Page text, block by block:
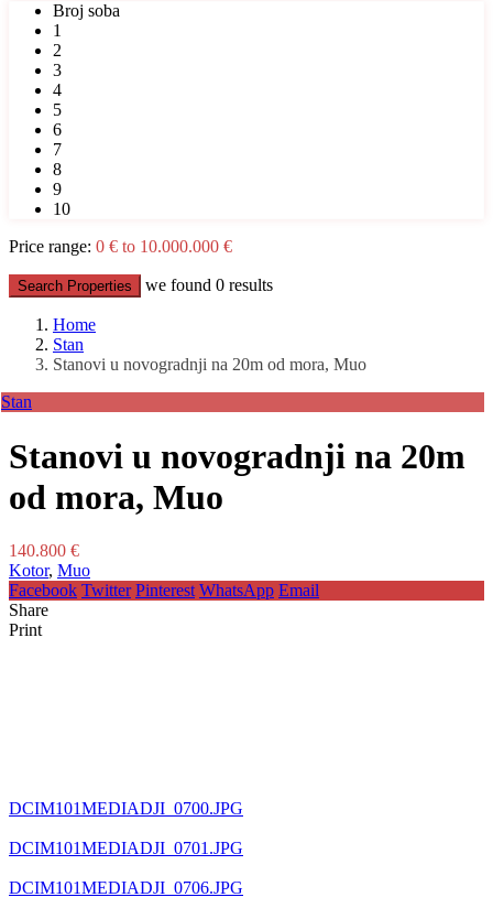
Broj soba
1
2
3
4
5
6
7
8
9
10
Price range: 0 € to 10.000.000 €
Search Properties we found 0 results
Home
Stan
Stanovi u novogradnji na 20m od mora, Muo
Stan
Stanovi u novogradnji na 20m
od mora, Muo
140.800 €
Kotor, Muo
Facebook Twitter Pinterest WhatsApp Email
Share
Print
DCIM101MEDIADJI_0700.JPG
DCIM101MEDIADJI_0701.JPG
DCIM101MEDIADJI_0706.JPG